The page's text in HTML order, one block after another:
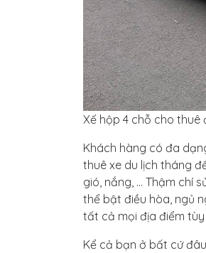
Xế hộp 4 chỗ cho
Khách hàng có đa
thuê xe du lịch tháng
gió, nắng, … Thậm chí
thể bật điều hòa, ngủ
tất cả mọi địa điểm
Kể cả bạn ở bất cứ